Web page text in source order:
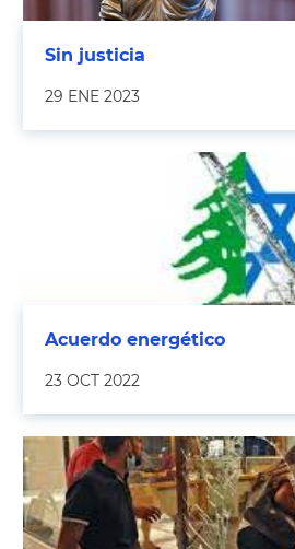
Sin justicia
29 ENE 2023
Acuerdo energético
23 OCT 2022